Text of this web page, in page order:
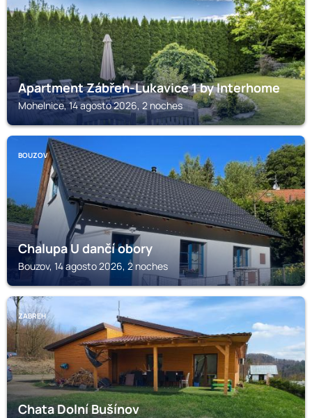
Apartment Zábřeh-Lukavice 1 by Interhome
Mohelnice, 14 agosto 2026, 2 noches
BOUZOV
Chalupa U dančí obory
Bouzov, 14 agosto 2026, 2 noches
ZABREH
Chata Dolní Bušínov